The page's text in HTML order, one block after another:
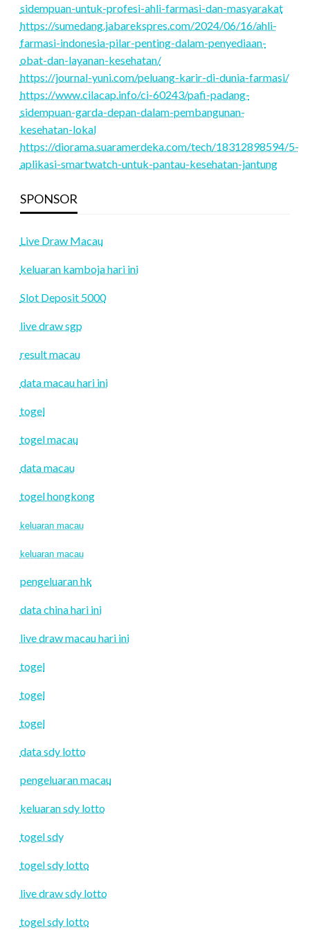
sidempuan-untuk-profesi-ahli-farmasi-dan-masyarakat
https://sumedang.jabarekspres.com/2024/06/16/ahli-
farmasi-indonesia-pilar-penting-dalam-penyediaan-
obat-dan-layanan-kesehatan/
https://journal-yuni.com/peluang-karir-di-dunia-farmasi/
https://www.cilacap.info/ci-60243/pafi-padang-
sidempuan-garda-depan-dalam-pembangunan-
kesehatan-lokal
https://diorama.suaramerdeka.com/tech/18312898594/5-
aplikasi-smartwatch-untuk-pantau-kesehatan-jantung
SPONSOR
Live Draw Macau
keluaran kamboja hari ini
Slot Deposit 5000
live draw sgp
result macau
data macau hari ini
togel
togel macau
data macau
togel hongkong
keluaran macau
keluaran macau
pengeluaran hk
data china hari ini
live draw macau hari ini
togel
togel
togel
data sdy lotto
pengeluaran macau
keluaran sdy lotto
togel sdy
togel sdy lotto
live draw sdy lotto
togel sdy lotto